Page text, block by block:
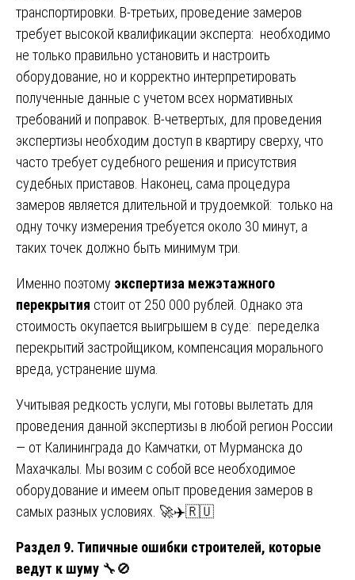
транспортировки. В-третьих, проведение замеров
требует высокой квалификации эксперта: необходимо
не только правильно установить и настроить
оборудование, но и корректно интерпретировать
полученные данные с учетом всех нормативных
требований и поправок. В-четвертых, для проведения
экспертизы необходим доступ в квартиру сверху, что
часто требует судебного решения и присутствия
судебных приставов. Наконец, сама процедура
замеров является длительной и трудоемкой: только на
одну точку измерения требуется около 30 минут, а
таких точек должно быть минимум три.
Именно поэтому экспертиза межэтажного
перекрытия стоит от 250 000 рублей. Однако эта
стоимость окупается выигрышем в суде: переделка
перекрытий застройщиком, компенсация морального
вреда, устранение шума.
Учитывая редкость услуги, мы готовы вылетать для
проведения данной экспертизы в любой регион России
— от Калининграда до Камчатки, от Мурманска до
Махачкалы. Мы возим с собой все необходимое
оборудование и имеем опыт проведения замеров в
самых разных условиях. 🚀✈️🇷🇺
Раздел 9. Типичные ошибки строителей, которые
ведут к шуму 🔧🚫